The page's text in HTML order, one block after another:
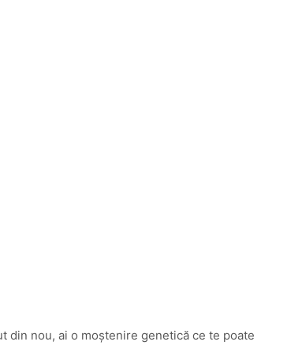
din nou, ai o moștenire genetică ce te poate